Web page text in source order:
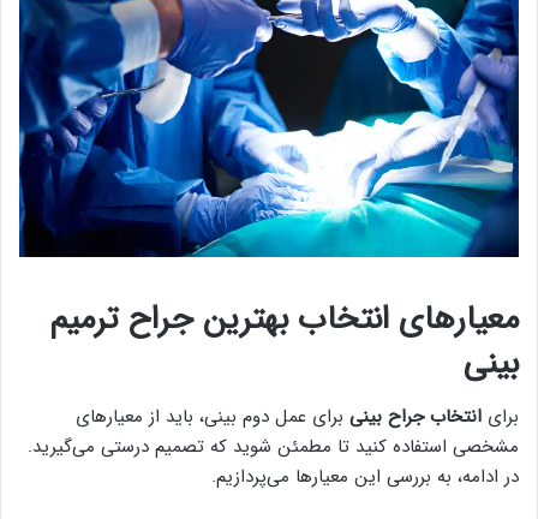
معیارهای انتخاب بهترین جراح ترمیم
بینی
برای انتخاب جراح بینی برای عمل دوم بینی، باید از معیارهای
مشخصی استفاده کنید تا مطمئن شوید که تصمیم درستی می‌گیرید.
در ادامه، به بررسی این معیارها می‌پردازیم.